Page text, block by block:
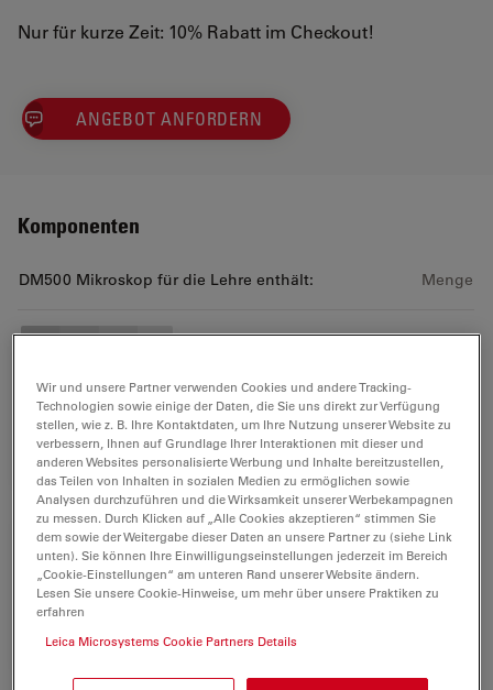
Nur für kurze Zeit: 10% Rabatt im Checkout!
ANGEBOT ANFORDERN
Komponenten
DM500 Mikroskop für die Lehre enthält: Menge
Plan outfit
13613207
Power cable, 2.5 m,
Switzerland
Wir und unsere Partner verwenden Cookies und andere Tracking-
Technologien sowie einige der Daten, die Sie uns direkt zur Verfügung
stellen, wie z. B. Ihre Kontaktdaten, um Ihre Nutzung unserer Website zu
verbessern, Ihnen auf Grundlage Ihrer Interaktionen mit dieser und
anderen Websites personalisierte Werbung und Inhalte bereitzustellen,
das Teilen von Inhalten in sozialen Medien zu ermöglichen sowie
Analysen durchzuführen und die Wirksamkeit unserer Werbekampagnen
zu messen. Durch Klicken auf „Alle Cookies akzeptieren“ stimmen Sie
dem sowie der Weitergabe dieser Daten an unsere Partner zu (siehe Link
unten). Sie können Ihre Einwilligungseinstellungen jederzeit im Bereich
„Cookie-Einstellungen“ am unteren Rand unserer Website ändern.
Lesen Sie unsere Cookie-Hinweise, um mehr über unsere Praktiken zu
erfahren
Leica Microsystems Cookie Partners Details